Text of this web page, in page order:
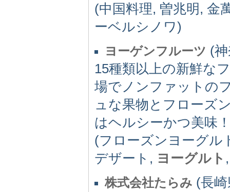
(中国料理, 曽兆明, 金
ーベルシノワ)
ヨーゲンフルーツ (
15種類以上の新鮮な
場でノンファットの
ュな果物とフローズ
はヘルシーかつ美味
(フローズンヨーグル
デザート, ヨーグルト
株式会社たらみ (長